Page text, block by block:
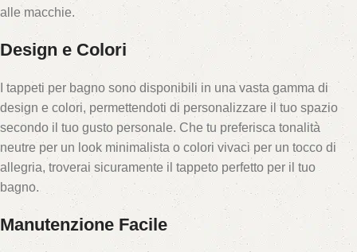
alle macchie.
Design e Colori
I tappeti per bagno sono disponibili in una vasta gamma di
design e colori, permettendoti di personalizzare il tuo spazio
secondo il tuo gusto personale. Che tu preferisca tonalità
neutre per un look minimalista o colori vivaci per un tocco di
allegria, troverai sicuramente il tappeto perfetto per il tuo
bagno.
Manutenzione Facile